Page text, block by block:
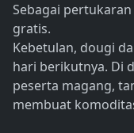
Sebagai
gratis.
Kebetulan, dougi
hari berikutnya. Di
peserta magang,
membuat